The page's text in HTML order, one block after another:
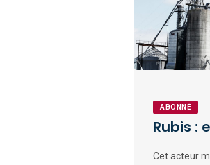
ABONNÉ
Rubis :
Cet acteur